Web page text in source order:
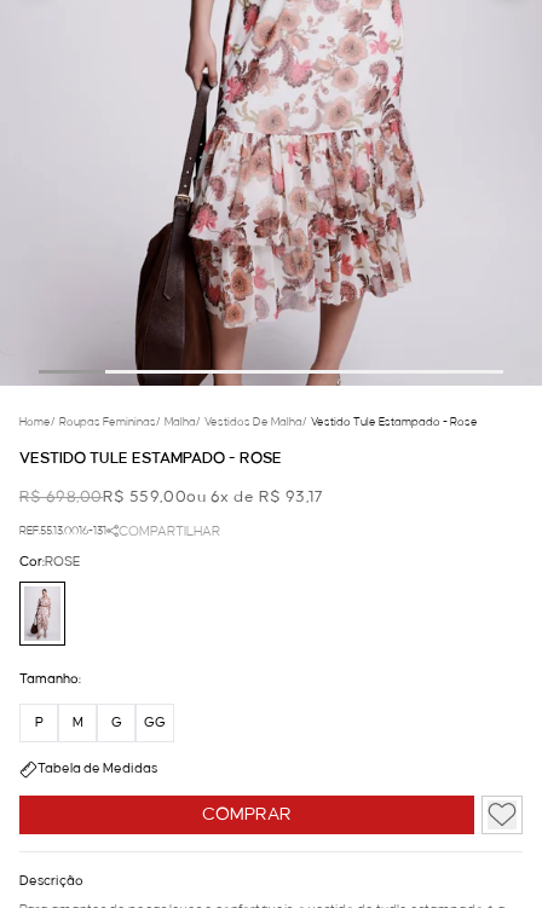
Home/ Roupas Femininas/ Malha/ Vestidos De Malha/ Vestido Tule Estampado - Rose
VESTIDO TULE ESTAMPADO - ROSE
R$ 698,00R$ 559,00ou 6x de R$ 93,17
REF.55.13.0016-131 COMPARTILHAR
COMPRAR
Cor:ROSE
Tamanho:
P M G GG
Tabela de Medidas
Descrição